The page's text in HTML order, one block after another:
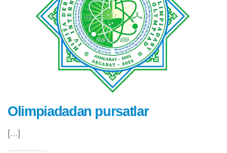
Olimpiadadan pursatlar
[...]